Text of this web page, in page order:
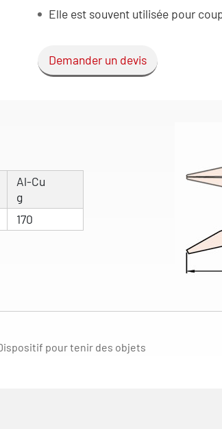
Elle est souvent utilisée pour
Demander un devis
Al-Cu
g
170
pour tenir des objets